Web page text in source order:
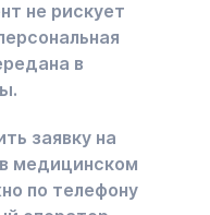
не рискует
в
заявку на
медицинском
по телефону